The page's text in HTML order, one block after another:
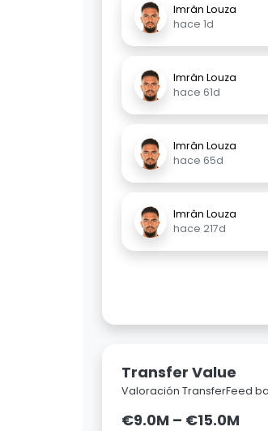
Imrân Louza
hace 1d
Imrân Louza
hace 61d
Imrân Louza
hace 65d
Imrân Louza
hace 217d
Transfer Value
Valoración TransferFeed
€9.0M – €15.0M